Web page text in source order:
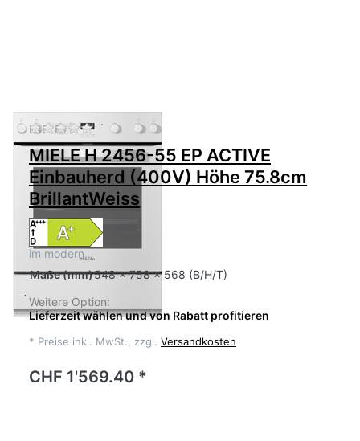
MIELE Zu diesem Produkt liegen noch keine
MIELE H 2456-55 EP ACTIVE
Einbauherd (400V) Höhe 75.8cm
BrillantWeiss
im modern…
Maße(mm)548 x 758 x 568 (B/H/T)
Weitere Option:
Lieferzeit wählen und von Rabatt profitieren
* Preise inkl. MwSt., zzgl. Versandkosten
CHF 1'569.40 *